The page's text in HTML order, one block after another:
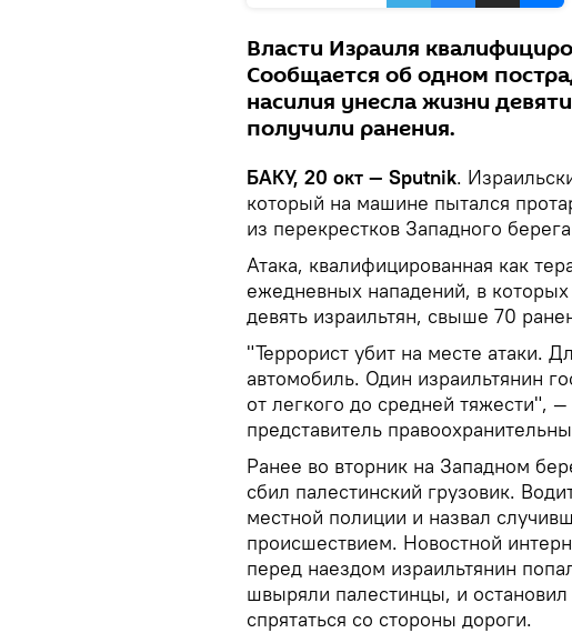
Власти Израиля
Сообщается об одном
насилия унесла жизни
получили ранения.
БАКУ, 20 окт — Sputnik.
который на машине пытался
из перекрестков Западного
Атака, квалифицированная как
ежедневных нападений, в
девять израильтян, свыше 70
"Террорист убит на месте атаки.
автомобиль. Один израильтянин
от легкого до средней тяжести",
представитель
Ранее во вторник на Западном
сбил палестинский грузовик.
местной полиции и назвал
происшествием. Новостной
перед наездом израильтянин
швыряли палестинцы, и
спрятаться со стороны дороги.